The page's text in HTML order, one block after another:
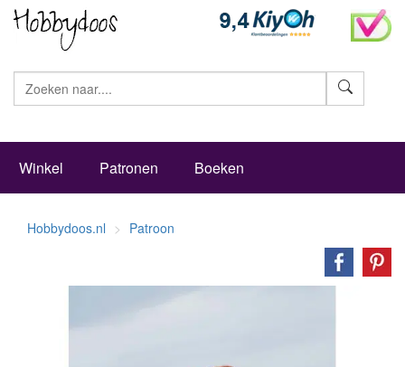
Winkel Patronen Boeken
Hobbydoos.nl Patroon